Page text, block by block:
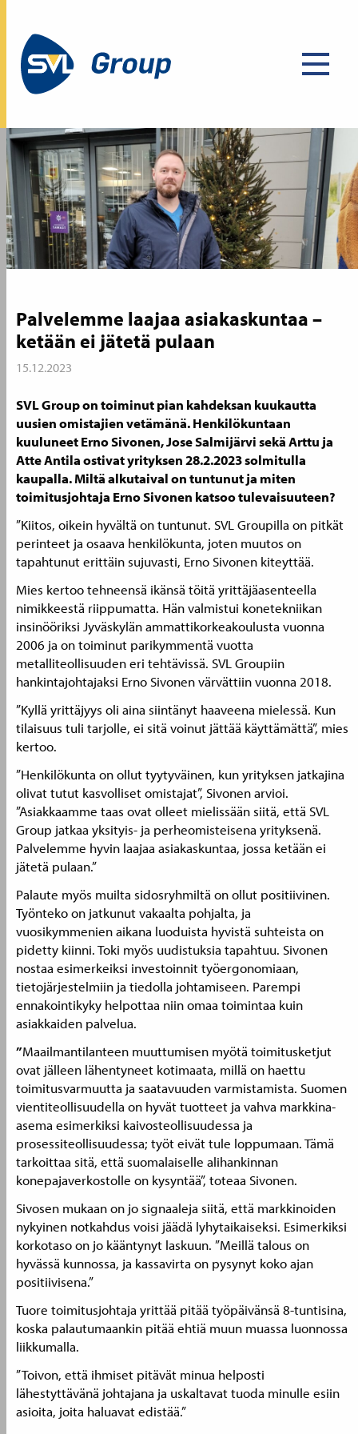
Palvelemme laajaa asiakaskuntaa –
ketään ei jätetä pulaan
15.12.2023
SVL Group on toiminut pian kahdeksan kuukautta
uusien omistajien vetämänä. Henkilökuntaan
kuuluneet Erno Sivonen, Jose Salmijärvi sekä Arttu ja
Atte Antila ostivat yrityksen 28.2.2023 solmitulla
kaupalla. Miltä alkutaival on tuntunut ja miten
toimitusjohtaja Erno Sivonen katsoo tulevaisuuteen?
”Kiitos, oikein hyvältä on tuntunut. SVL Groupilla on pitkät
perinteet ja osaava henkilökunta, joten muutos on
tapahtunut erittäin sujuvasti, Erno Sivonen kiteyttää.
Mies kertoo tehneensä ikänsä töitä yrittäjäasenteella
nimikkeestä riippumatta. Hän valmistui konetekniikan
insinööriksi Jyväskylän ammattikorkeakoulusta vuonna
2006 ja on toiminut parikymmentä vuotta
metalliteollisuuden eri tehtävissä. SVL Groupiin
hankintajohtajaksi Erno Sivonen värvättiin vuonna 2018.
”Kyllä yrittäjyys oli aina siintänyt haaveena mielessä. Kun
tilaisuus tuli tarjolle, ei sitä voinut jättää käyttämättä”, mies
kertoo.
”Henkilökunta on ollut tyytyväinen, kun yrityksen jatkajina
olivat tutut kasvolliset omistajat”, Sivonen arvioi.
”Asiakkaamme taas ovat olleet mielissään siitä, että SVL
Group jatkaa yksityis- ja perheomisteisena yrityksenä.
Palvelemme hyvin laajaa asiakaskuntaa, jossa ketään ei
jätetä pulaan.”
Palaute myös muilta sidosryhmiltä on ollut positiivinen.
Työnteko on jatkunut vakaalta pohjalta, ja
vuosikymmenien aikana luoduista hyvistä suhteista on
pidetty kiinni. Toki myös uudistuksia tapahtuu. Sivonen
nostaa esimerkeiksi investoinnit työergonomiaan,
tietojärjestelmiin ja tiedolla johtamiseen. Parempi
ennakointikyky helpottaa niin omaa toimintaa kuin
asiakkaiden palvelua.
”Maailmantilanteen muuttumisen myötä toimitusketjut
ovat jälleen lähentyneet kotimaata, millä on haettu
toimitusvarmuutta ja saatavuuden varmistamista. Suomen
vientiteollisuudella on hyvät tuotteet ja vahva markkina-
asema esimerkiksi kaivosteollisuudessa ja
prosessiteollisuudessa; työt eivät tule loppumaan. Tämä
tarkoittaa sitä, että suomalaiselle alihankinnan
konepajaverkostolle on kysyntää”, toteaa Sivonen.
Sivosen mukaan on jo signaaleja siitä, että markkinoiden
nykyinen notkahdus voisi jäädä lyhytaikaiseksi. Esimerkiksi
korkotaso on jo kääntynyt laskuun. ”Meillä talous on
hyvässä kunnossa, ja kassavirta on pysynyt koko ajan
positiivisena.”
Tuore toimitusjohtaja yrittää pitää työpäivänsä 8-tuntisina,
koska palautumaankin pitää ehtiä muun muassa luonnossa
liikkumalla.
”Toivon, että ihmiset pitävät minua helposti
lähestyttävänä johtajana ja uskaltavat tuoda minulle esiin
asioita, joita haluavat edistää.”